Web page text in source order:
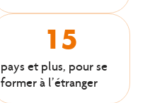
pays et plus, pour se
former à l’étranger
15